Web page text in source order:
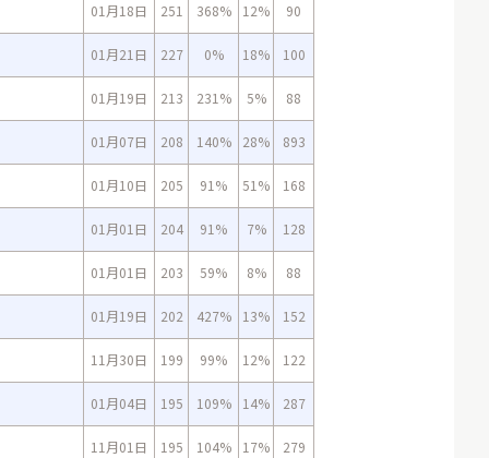
01月18日 251 368% 12% 90
01月21日 227 0% 18% 100
01月19日 213 231% 5% 88
01月07日 208 140% 28% 893
01月10日 205 91% 51% 168
01月01日 204 91% 7% 128
01月01日 203 59% 8% 88
01月19日 202 427% 13% 152
11月30日 199 99% 12% 122
01月04日 195 109% 14% 287
11月01日 195 104% 17% 279